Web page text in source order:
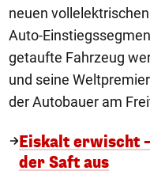
neuen
Auto-
getaufte Fahrzeug
und seine
der Autobauer am
Eiskalt erwischt
der Saft aus